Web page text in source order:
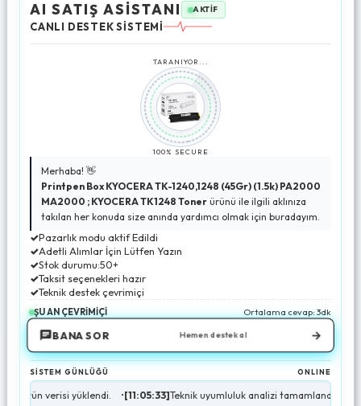
AI SATIŞ ASİSTANI AKTİF
CANLI DESTEK SİSTEMİ
TARANIYOR...
100% SECURE
Merhaba! 👋
Printpen Box KYOCERA TK-1240,1248 (45Gr) (1.5k) PA2000
MA2000 ; KYOCERA TK1248 Toner ürünü ile ilgili aklınıza
takılan her konuda size anında yardımcı olmak için buradayım.
✓Pazarlık modu aktif Edildi
✓Adetli Alımlar İçin Lütfen Yazın
✓Stok durumu:50+
✓Taksit seçenekleri hazır
✓Teknik destek çevrimiçi
ŞU AN ÇEVRİMİÇİ Ortalama cevap: 3dk
BANA SOR Hemen destek al →
SİSTEM GÜNLÜĞÜ ONLINE
verisi yüklendi. •[11:05:33]Teknik uyumluluk analizi tamamlandı. •[11:05:34]